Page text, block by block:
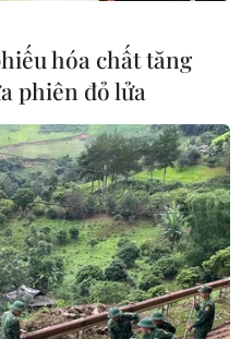
đẩy mạnh hợp
tại Mỹ
tiếp tục gửi lời chúc
hóa chất tăng
phiên đỏ lửa